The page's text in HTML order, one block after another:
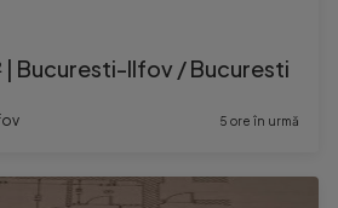
| Bucuresti-Ilfov / Bucuresti
5 ore în urmă